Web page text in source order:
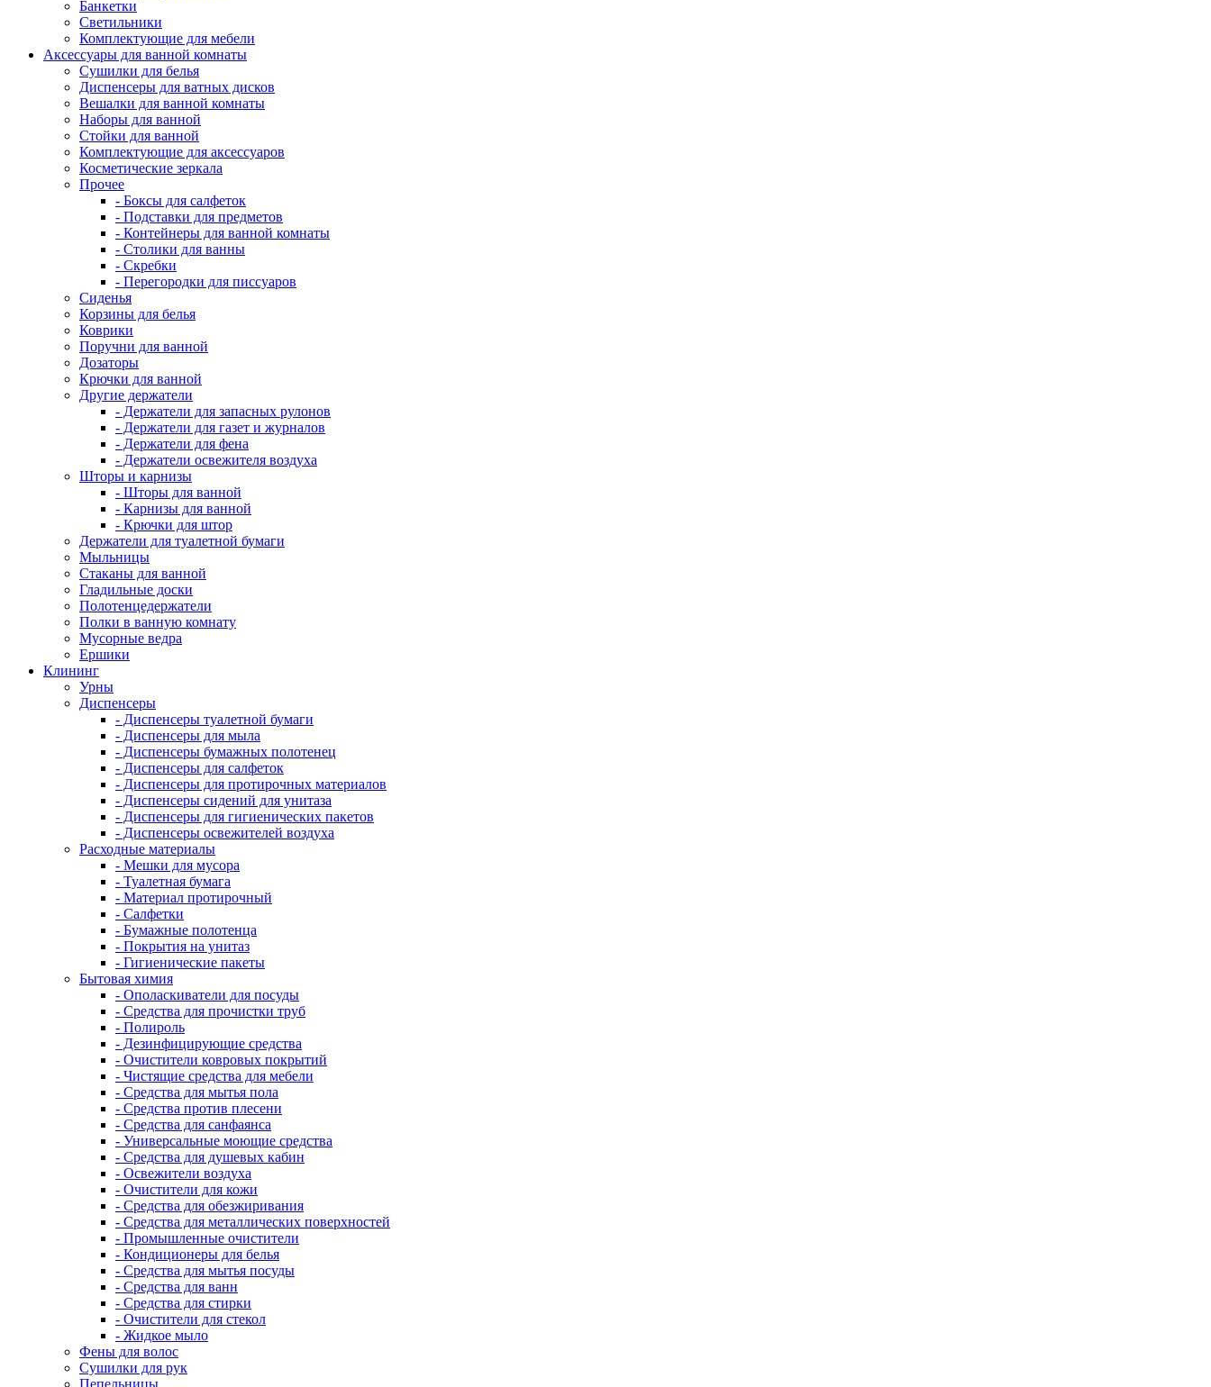
Банкетки
Светильники
Комплектующие для мебели
Аксессуары для ванной комнаты
Сушилки для белья
Диспенсеры для ватных дисков
Вешалки для ванной комнаты
Наборы для ванной
Стойки для ванной
Комплектующие для аксессуаров
Косметические зеркала
Прочее
- Боксы для салфеток
- Подставки для предметов
- Контейнеры для ванной комнаты
- Столики для ванны
- Скребки
- Перегородки для писсуаров
Сиденья
Корзины для белья
Коврики
Поручни для ванной
Дозаторы
Крючки для ванной
Другие держатели
- Держатели для запасных рулонов
- Держатели для газет и журналов
- Держатели для фена
- Держатели освежителя воздуха
Шторы и карнизы
- Шторы для ванной
- Карнизы для ванной
- Крючки для штор
Держатели для туалетной бумаги
Мыльницы
Стаканы для ванной
Гладильные доски
Полотенцедержатели
Полки в ванную комнату
Мусорные ведра
Ершики
Клининг
Урны
Диспенсеры
- Диспенсеры туалетной бумаги
- Диспенсеры для мыла
- Диспенсеры бумажных полотенец
- Диспенсеры для салфеток
- Диспенсеры для протирочных материалов
- Диспенсеры сидений для унитаза
- Диспенсеры для гигиенических пакетов
- Диспенсеры освежителей воздуха
Расходные материалы
- Мешки для мусора
- Туалетная бумага
- Материал протирочный
- Салфетки
- Бумажные полотенца
- Покрытия на унитаз
- Гигиенические пакеты
Бытовая химия
- Ополаскиватели для посуды
- Средства для прочистки труб
- Полироль
- Дезинфицирующие средства
- Очистители ковровых покрытий
- Чистящие средства для мебели
- Средства для мытья пола
- Средства против плесени
- Средства для санфаянса
- Универсальные моющие средства
- Средства для душевых кабин
- Освежители воздуха
- Очистители для кожи
- Средства для обезжиривания
- Средства для металлических поверхностей
- Промышленные очистители
- Кондиционеры для белья
- Средства для мытья посуды
- Средства для ванн
- Средства для стирки
- Очистители для стекол
- Жидкое мыло
Фены для волос
Сушилки для рук
Пепельницы